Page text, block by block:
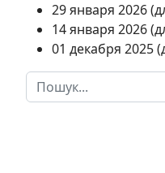
29 января 2026
14 января 2026
01 декабря 2025
Пошук